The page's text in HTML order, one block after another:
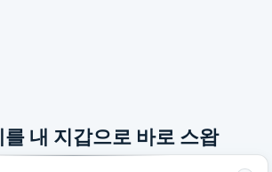
내 지갑으로 바로 스왑